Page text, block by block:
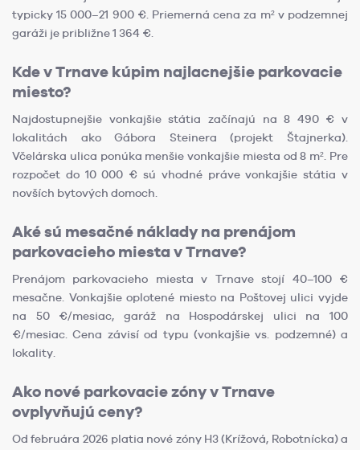
typicky 15 000–21 900 €. Priemerná cena za m² v podzemnej
garáži je približne 1 364 €.
Kde v Trnave kúpim najlacnejšie parkovacie
miesto?
Najdostupnejšie vonkajšie státia začínajú na 8 490 € v
lokalitách ako Gábora Steinera (projekt Štajnerka).
Včelárska ulica ponúka menšie vonkajšie miesta od 8 m². Pre
rozpočet do 10 000 € sú vhodné práve vonkajšie státia v
novších bytových domoch.
Aké sú mesačné náklady na prenájom
parkovacieho miesta v Trnave?
Prenájom parkovacieho miesta v Trnave stojí 40–100 €
mesačne. Vonkajšie oplotené miesto na Poštovej ulici vyjde
na 50 €/mesiac, garáž na Hospodárskej ulici na 100
€/mesiac. Cena závisí od typu (vonkajšie vs. podzemné) a
lokality.
Ako nové parkovacie zóny v Trnave
ovplyvňujú ceny?
Od februára 2026 platia nové zóny H3 (Krížová, Robotnícka) a